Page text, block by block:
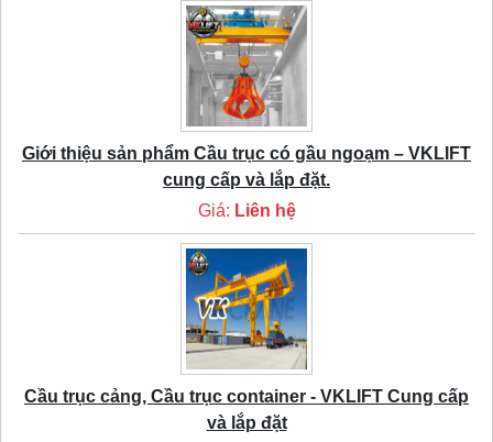
Giới thiệu sản phẩm Cầu trục có gầu ngoạm – VKLIFT
cung cấp và lắp đặt.
Giá: Liên hệ
Cầu trục cảng, Cầu trục container - VKLIFT Cung cấp
và lắp đặt